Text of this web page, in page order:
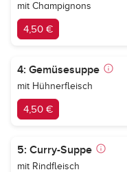
mit Champignons
4,50 €
4: Gemüsesuppe
mit Hühnerfleisch
4,50 €
5: Curry-Suppe
mit Rindfleisch